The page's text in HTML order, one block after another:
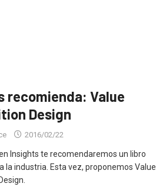
recomienda: Value
Design
2016/02/22
Insights te recomendaremos un libro
la industria. Esta vez, proponemos Value